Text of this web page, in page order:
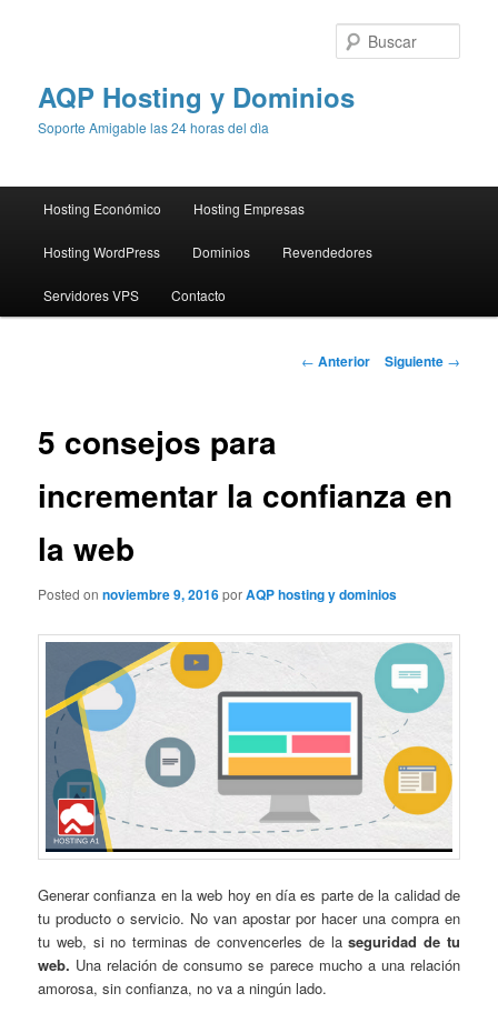
AQP Hosting y Dominios
Soporte Amigable las 24 horas del dìa
principal
Ir
al
contenido
Hosting Económico Hosting Empresas
Hosting WordPress Dominios Revendedores
Servidores VPS Contacto
Navegación
← Anterior Siguiente →
5 consejos para
incrementar la confianza en
la web
Posted onnoviembre 9, 2016porAQP hosting y dominios
Generar confianza en la web hoy en día es parte de la calidad de
tu producto o servicio. No van apostar por hacer una compra en
tu web, si no terminas de convencerles de laseguridad de tu
web. Una relación de consumo se parece mucho a una relación
amorosa, sin confianza, no va a ningún lado.